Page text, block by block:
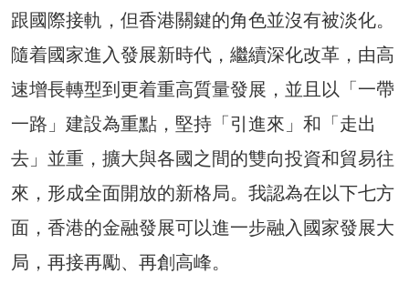
跟國際接軌，但香港關鍵的角色並沒有被淡化。
隨着國家進入發展新時代，繼續深化改革，由高
速增長轉型到更着重高質量發展，並且以「一帶
一路」建設為重點，堅持「引進來」和「走出
去」並重，擴大與各國之間的雙向投資和貿易往
來，形成全面開放的新格局。我認為在以下七方
面，香港的金融發展可以進一步融入國家發展大
局，再接再勵、再創高峰。